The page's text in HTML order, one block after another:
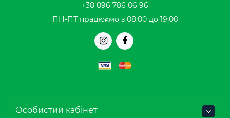
+38 096 786 06 96
ПН-ПТ працюємо з 08:00 до 19:00
Особистий кабінет